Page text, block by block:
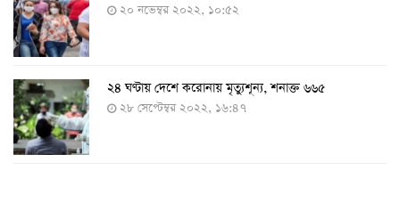
২০ নভেম্বর ২০২২, ১০:৫২
২৪ ঘণ্টায় দেশে করোনায় মৃত্যুশূন্য, শনাক্ত ৬৬৫
২৮ সেপ্টেম্বর ২০২২, ১৬:৪৭